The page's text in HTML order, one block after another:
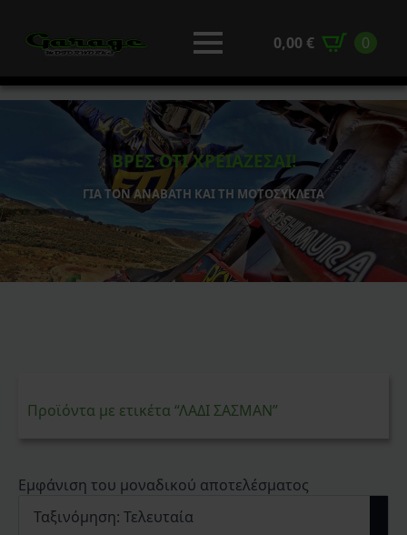
0,00 € 0
ΒΡΕΣ ΟΤΙ ΧΡΕΙΑΖΕΣΑΙ!
ΓΙΑ ΤΟΝ ΑΝΑΒΑΤΗ ΚΑΙ ΤΗ ΜΟΤΟΣΥΚΛΕΤΑ
Προϊόντα με ετικέτα “ΛΑΔΙ ΣΑΣΜΑΝ”
Εμφάνιση του μοναδικού αποτελέσματος